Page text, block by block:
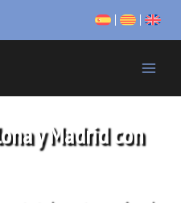
y Madrid con